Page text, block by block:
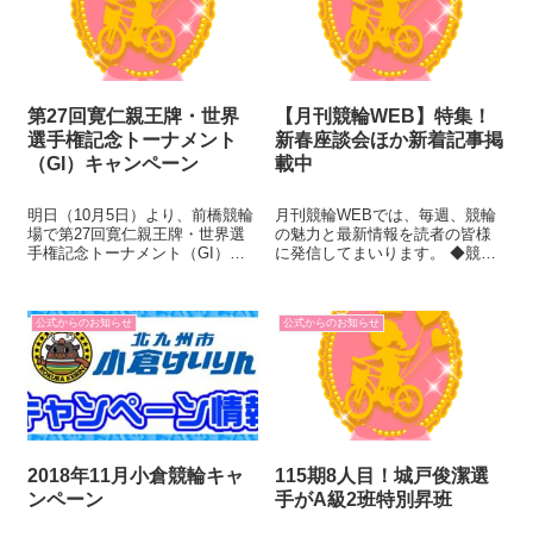
第27回寛仁親王牌・世界
選手権記念トーナメント
（GI）キャンペーン
明日（10月5日）より、前橋競輪
場で第27回寛仁親王牌・世界選
手権記念トーナメント（GI）が
ごとく」発揮して4日間の熱戦を
繰り広げます。前橋競輪場は全
国屈指の高速バンクなだけに、
ハイス...
【月刊競輪WEB】特集！
新春座談会ほか新着記事掲
載中
月刊競輪WEBでは、毎週、競輪
の魅力と最新情報を読者の皆様
に発信してまいります。 ◆競輪
て活躍する山口健治氏と坂本勉
氏に2018年を振り返り、2019年
の活躍しそうな選手を予想して
公式からのお知らせ
2018年11月小倉競輪キャ
ンペーン
公式からのお知らせ
115期8人目！城戸俊潔選
手がA級2班特別昇班